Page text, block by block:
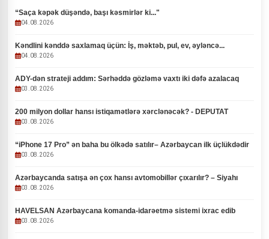
“Saça kəpək düşəndə, başı kəsmirlər ki..."
04.08.2026
Kəndlini kənddə saxlamaq üçün: İş, məktəb, pul, ev, əyləncə...
04.08.2026
ADY-dən strateji addım: Sərhəddə gözləmə vaxtı iki dəfə azalacaq
03.08.2026
200 milyon dollar hansı istiqamətlərə xərclənəcək? - DEPUTAT
03.08.2026
“iPhone 17 Pro” ən baha bu ölkədə satılır– Azərbaycan ilk üçlükdədir
03.08.2026
Azərbaycanda satışa ən çox hansı avtomobillər çıxarılır? – Siyahı
03.08.2026
HAVELSAN Azərbaycana komanda-idarəetmə sistemi ixrac edib
03.08.2026